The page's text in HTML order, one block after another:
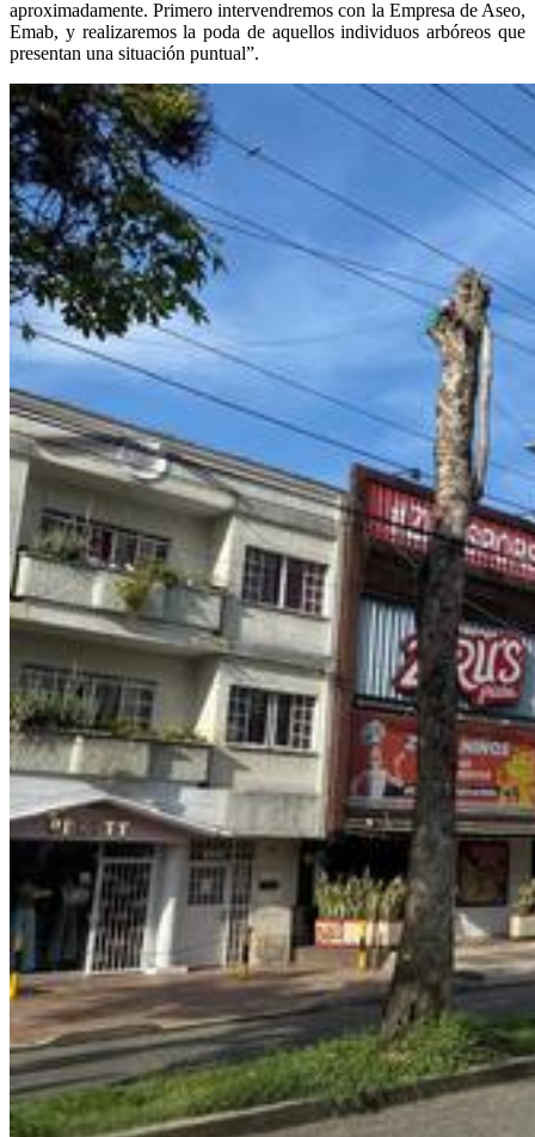
aproximadamente. Primero intervendremos con la Empresa de Aseo,
Emab, y realizaremos la poda de aquellos individuos arbóreos que
presentan una situación puntual”.